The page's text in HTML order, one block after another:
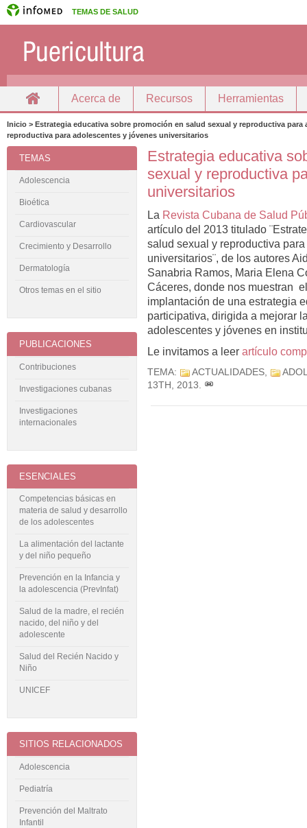
TEMAS DE SALUD
Acerca de Recursos Herramientas
Docencia
Inicio > Estrategia educativa sobre promoción en salud sexual y reproductiva
reproductiva para adolescentes y jóvenes universitarios
Estrategia educativa
sexual y reproductiva
universitarios
La Revista Cubana de Salud
artículo del 2013 titulado
salud sexual y reproductiva
universitarios¨, de los autores
Sanabria Ramos, Maria Elena
Cáceres, donde nos muestran
implantación de una estrategia
participativa, dirigida a mejorar
adolescentes y jóvenes en
Le invitamos a leerartículo
TEMA: ACTUALIDADES,
13TH, 2013.
TEMAS
Adolescencia
Bioética
Cardiovascular
Crecimiento y Desarrollo
Dermatología
Otros temas en el sitio
PUBLICACIONES
Contribuciones
Investigaciones cubanas
Investigaciones
internacionales
ESENCIALES
Competencias básicas en
materia de salud y desarrollo
de los adolescentes
La alimentación del lactante
y del niño pequeño
Prevención en la Infancia y
la adolescencia (PrevInfat)
Salud de la madre, el recién
nacido, del niño y del
adolescente
Salud del Recién Nacido y
Niño
UNICEF
SITIOS RELACIONADOS
Adolescencia
Pediatría
Prevención del Maltrato
Infantil